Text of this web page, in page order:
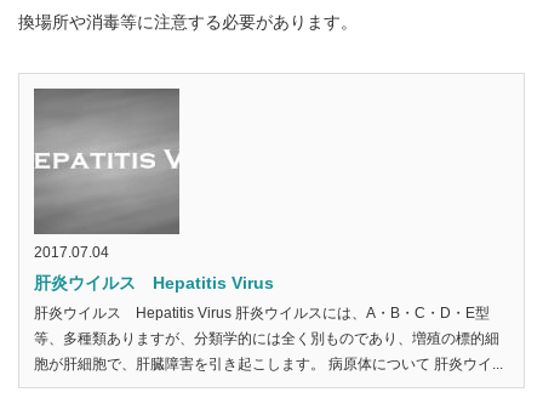
換場所や消毒等に注意する必要があります。
2017.07.04
肝炎ウイルス Hepatitis Virus
肝炎ウイルス Hepatitis Virus 肝炎ウイルスには、A・B・C・D・E型
等、多種類ありますが、分類学的には全く別ものであり、増殖の標的細
胞が肝細胞で、肝臓障害を引き起こします。 病原体について 肝炎ウイ...